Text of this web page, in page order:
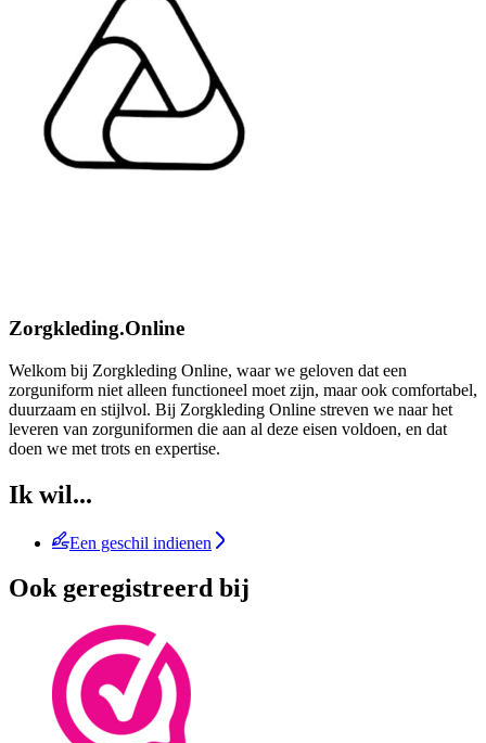
Zorgkleding.Online
Welkom bij Zorgkleding Online, waar we geloven dat een
zorguniform niet alleen functioneel moet zijn, maar ook comfortabel,
duurzaam en stijlvol. Bij Zorgkleding Online streven we naar het
leveren van zorguniformen die aan al deze eisen voldoen, en dat
doen we met trots en expertise.
Ik wil...
Een geschil indienen
Ook geregistreerd bij